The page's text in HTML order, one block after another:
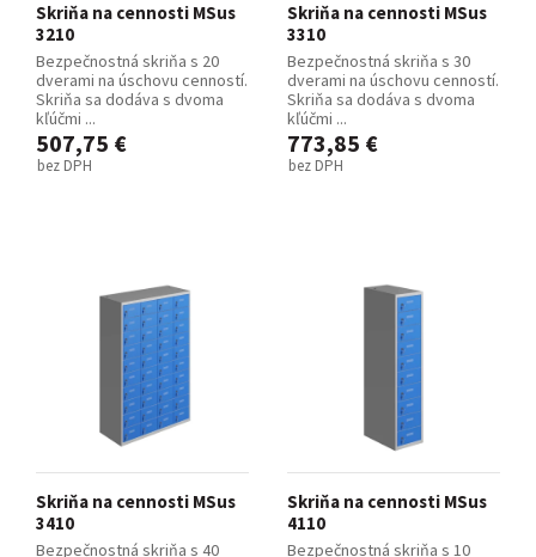
Skriňa na cennosti MSus
3210
Bezpečnostná skriňa s 20
dverami na úschovu cenností.
Skriňa sa dodáva s dvoma
kľúčmi ...
507,75 €
bez DPH
Skriňa na cennosti MSus
3310
Bezpečnostná skriňa s 30
dverami na úschovu cenností.
Skriňa sa dodáva s dvoma
kľúčmi ...
773,85 €
bez DPH
Skriňa na cennosti MSus
3410
Bezpečnostná skriňa s 40
Skriňa na cennosti MSus
4110
Bezpečnostná skriňa s 10